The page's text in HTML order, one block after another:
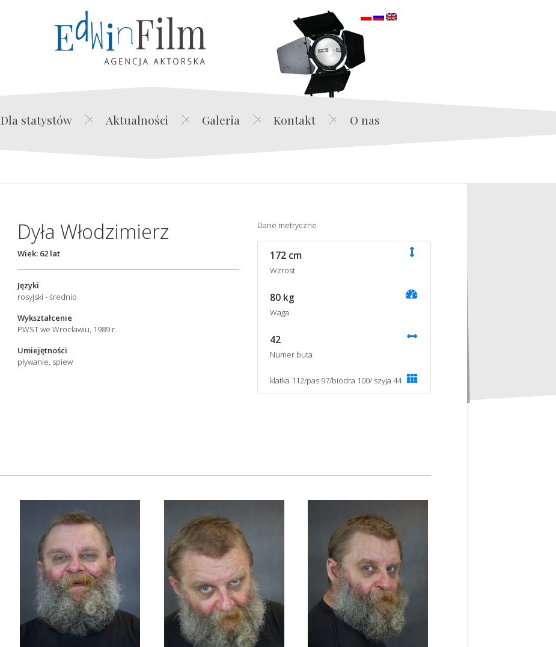
Edwin Film Agencja Aktorska
Dla statystów Aktualności Galeria Kontakt O nas
Dyła Włodzimierz
Wiek: 62 lat
Języki
rosyjski - średnio
Wykształcenie
PWST we Wrocławiu, 1989 r.
Umiejętności
pływanie, spiew
Dane metryczne
172 cm
Wzrost
80 kg
Waga
42
Numer buta
klatka 112/pas 97/biodra 100/ szyja 44